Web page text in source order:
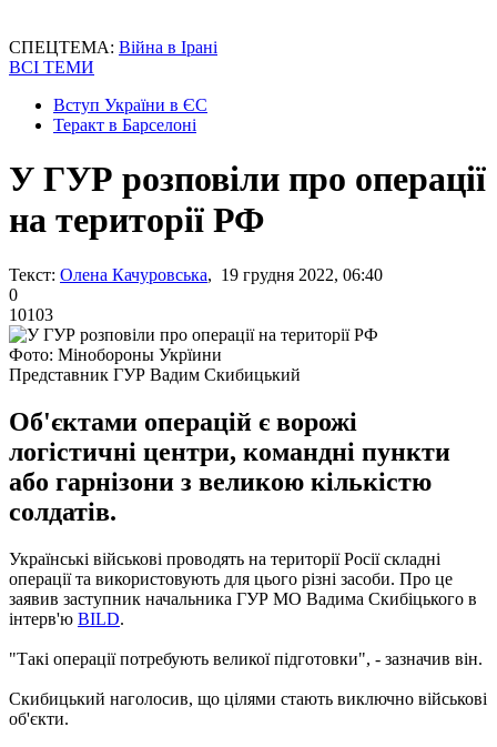
СПЕЦТЕМА: Війна в Ірані
ВСІ ТЕМИ
Вступ України в ЄС
Теракт в Барселоні
У ГУР розповіли про операції
на території РФ
Текст: Олена Качуровська, 19 грудня 2022, 06:40
0
10103
Фото: Мінобороны Укрїини
Представник ГУР Вадим Скибицький
Об'єктами операцій є ворожі
логістичні центри, командні пункти
або гарнізони з великою кількістю
солдатів.
Українські військові проводять на території Росії складні
операції та використовують для цього різні засоби. Про це
заявив заступник начальника ГУР МО Вадима Скибіцького в
інтерв'ю BILD.
"Такі операції потребують великої підготовки", - зазначив він.
Скибицький наголосив, що цілями стають виключно військові
об'єкти.